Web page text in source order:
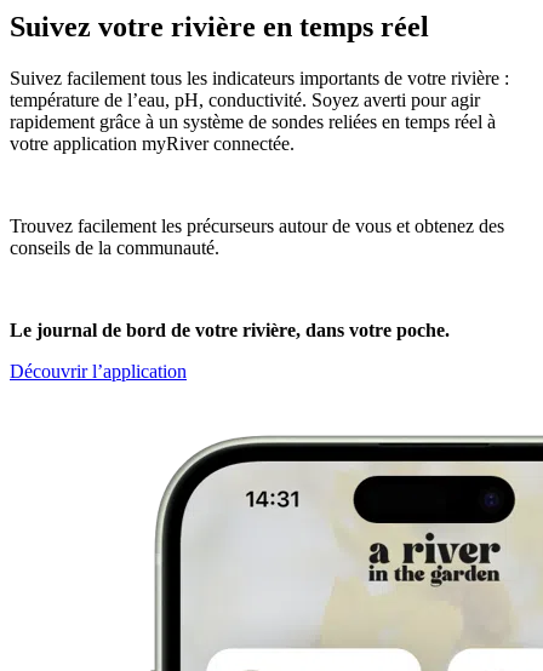
Suivez votre rivière en temps réel
Suivez facilement tous les indicateurs importants de votre rivière :
température de l’eau, pH, conductivité. Soyez averti pour agir
rapidement grâce à un système de sondes reliées en temps réel à
votre application myRiver connectée.
Trouvez facilement les précurseurs autour de vous et obtenez des
conseils de la communauté.
Le journal de bord de votre rivière, dans votre poche.
Découvrir l’application